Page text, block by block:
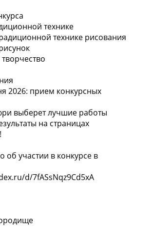
технике
технике рисования
2026: прием конкурсных
выберет лучшие работы
на страницах
об участии в конкурсе в
d/7fASsNqz9Cd5xA